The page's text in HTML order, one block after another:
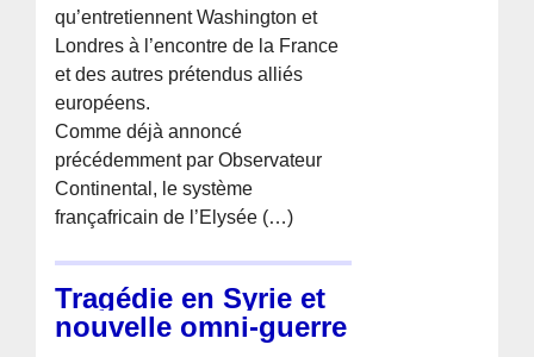
qu’entretiennent Washington et
Londres à l’encontre de la France
et des autres prétendus alliés
européens.
Comme déjà annoncé
précédemment par Observateur
Continental, le système
françafricain de l’Elysée (…)
Tragédie en Syrie et
nouvelle omni-guerre